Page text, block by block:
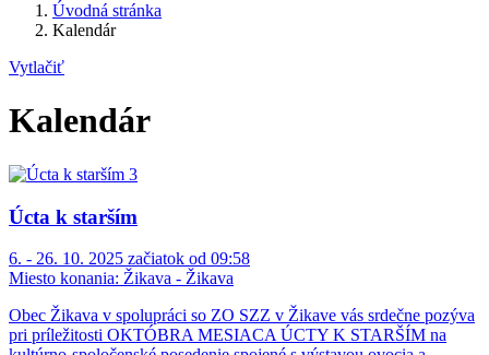
Úvodná stránka
Kalendár
Vytlačiť
Kalendár
Úcta k starším
6. - 26. 10. 2025 začiatok od 09:58
Miesto konania: Žikava - Žikava
Obec Žikava v spolupráci so ZO SZZ v Žikave vás srdečne pozýva
pri príležitosti OKTÓBRA MESIACA ÚCTY K STARŠÍM na